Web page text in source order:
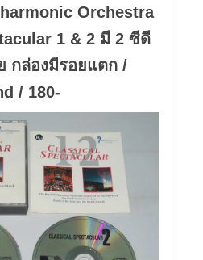
Orchestra
1 & 2 มี 2 ซีดี
กล่องมีรอยแตก /
/ 180-